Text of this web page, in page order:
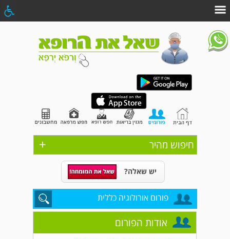
+ חיפוש מהיר
יש שאלה?
פורום אורולוגיה כללית
אודות הפורום